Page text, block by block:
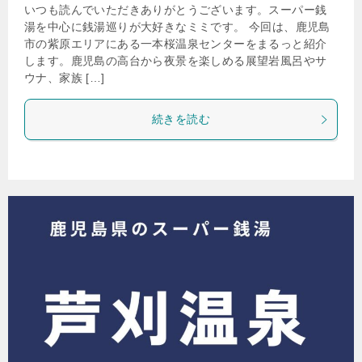
いつも読んでいただきありがとうございます。スーパー銭
湯を中心に銭湯巡りが大好きなミミです。 今回は、鹿児島
市の紫原エリアにある一本桜温泉センターをまるっと紹介
します。鹿児島の高台から夜景を楽しめる展望岩風呂やサ
ウナ、家族 […]
続きを読む